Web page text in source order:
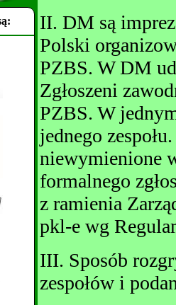
II. DM są
Polski
PZBS. W DM
Zgłoszeni
PZBS. W
jednego
niewymienione
formalnego
z ramienia
pkl-e wg
III. Sposób
zespołów i